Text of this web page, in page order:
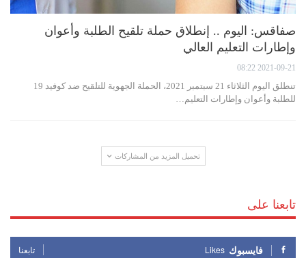
صفاقس: اليوم .. إنطلاق حملة تلقيح الطلبة وأعوان
وإطارات التعليم العالي
2021-09-21 08:22
تنطلق اليوم الثلاثاء 21 سبتمبر 2021، الحملة الجهوية للتلقيح ضد كوفيد 19
للطلبة وأعوان وإطارات التعليم…
تحميل المزيد من المشاركات
تابعنا على
فايسبوك Likes تابعنا